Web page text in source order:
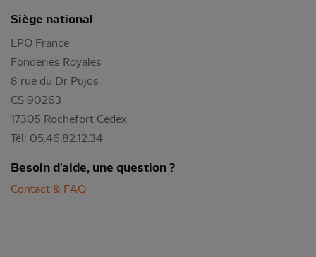
Siège national
LPO France
Fonderies Royales
8 rue du Dr Pujos
CS 90263
17305 Rochefort Cedex
Tél: 05.46.82.12.34
Besoin d'aide, une question ?
Contact & FAQ